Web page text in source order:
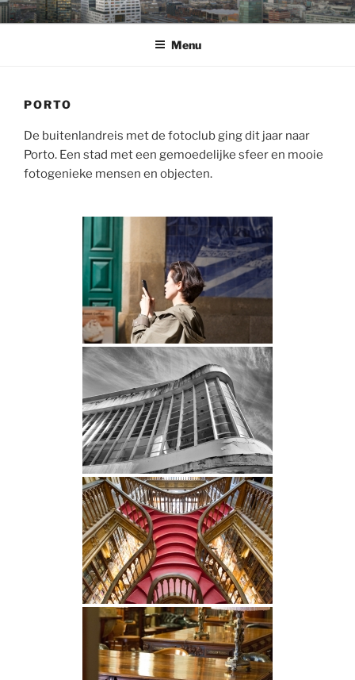
Ga
naarWELKOM
op de fotowebsite van Bart Sanders
Menu
PORTO
De buitenlandreis met de fotoclub ging dit jaar naar
Porto. Een stad met een gemoedelijke sfeer en mooie
fotogenieke mensen en objecten.